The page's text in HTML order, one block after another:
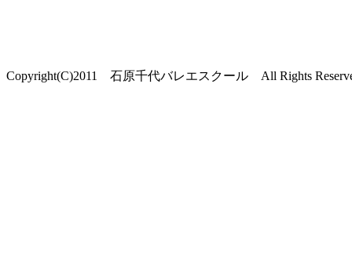
Copyright(C)2011 石原千代バレエスクール All Rights